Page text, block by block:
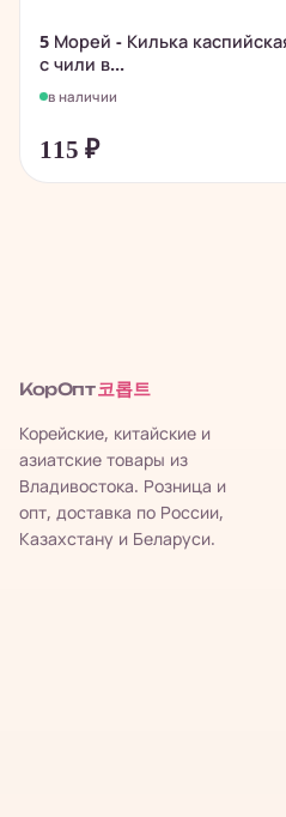
5 Морей - Килька
с чили в...
в наличии
115 ₽
КорОпт 코롭트
Корейские, китайские и
азиатские товары из
Владивостока. Розница и
опт, доставка по России,
Казахстану и Беларуси.